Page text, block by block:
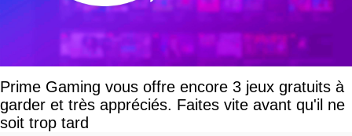
Prime Gaming vous offre encore 3 jeux gratuits à
garder et très appréciés. Faites vite avant qu'il ne
soit trop tard